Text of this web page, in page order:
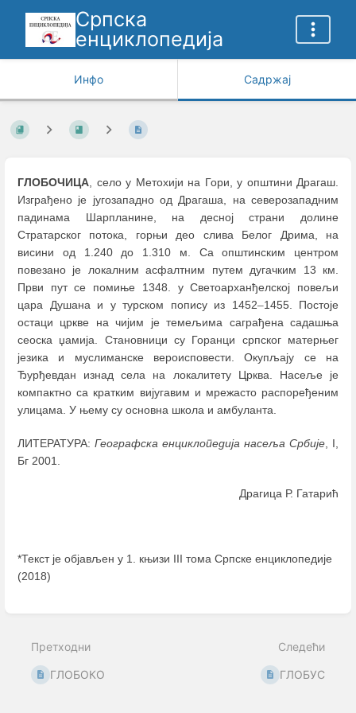
Српска
енциклопедија
Инфо Садржај
ГЛОБОЧИЦА, село у Метохији на Гори, у општини Драгаш.
Изграђено је југозападно од Драгаша, на северозападним
падинама Шарпланине, на десној страни долине
Стратарског потока, горњи део слива Белог Дрима, на
висини од 1.240 до 1.310 м. Са општинским центром
повезано је локалним асфалтним путем дугачким 13 км.
Први пут се помиње 1348. у Светоарханђелској повељи
цара Душана и у турском попису из 1452–1455. Постоје
остаци цркве на чијим је темељима саграђена садашња
сеоска џамија. Становници су Горанци српског матерњег
језика и муслиманске вероисповести. Окупљају се на
Ђурђевдан изнад села на локалитету Црква. Насеље је
компактно са кратким вијугавим и мрежасто распоређеним
улицама. У њему су основна школа и амбуланта.
ЛИТЕРАТУРА: Географска енциклопедија насеља Србије , I,
Бг 2001.
Драгица Р. Гатарић
*Текст је објављен у 1. књизи III тома Српске енциклопедије
(2018)
mode
Претходни
ГЛОБОКО
Следећи
ГЛОБУС